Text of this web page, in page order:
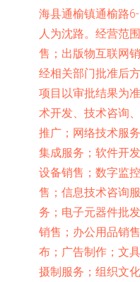
海县通榆镇通榆路
人为沈路。经营范
售；出版物互联网
经相关部门批准后
项目以审批结果为
术开发、技术咨询
推广；网络技术服
集成服务；软件开
设备销售；数字监
售；信息技术咨询
务；电子元器件批
销售；办公用品销
布；广告制作；文
摄制服务；组织文